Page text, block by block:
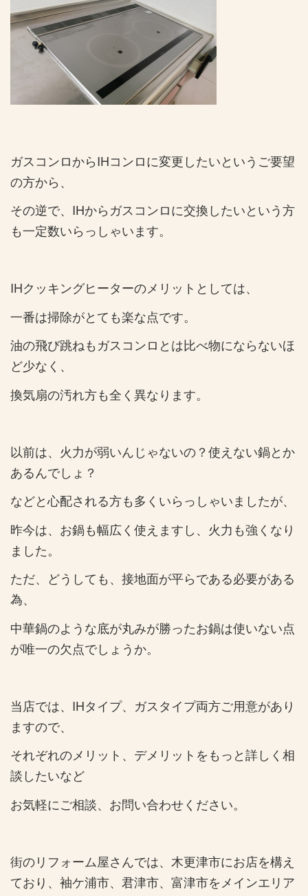
ガスコンロからIHコンロに変更したいというご要望
の方から、
その逆で、IHからガスコンロに交換したいという方
も一定数いらっしゃいます。
IHクッキングヒーターのメリットとしては、
一番は掃除がとても楽な点です。
油の飛び跳ねもガスコンロとは比べ物にならないほ
ど少なく、
換気扇の汚れ方も全く異なります。
以前は、火力が弱いんじゃないの？使えない鍋とか
あるんでしょ？
などと心配される方も多くいらっしゃいましたが、
昨今は、お鍋も幅広く使えますし、火力も強くなり
ました。
ただ、どうしても、接地面が平らである必要がある
為、
中華鍋のような底が丸みが勝ったお鍋は使いない点
が唯一の欠点でしょうか。
当店では、IHタイプ、ガスタイプ両方ご用意があり
ますので、
それぞれのメリット、デメリットをもっと詳しく相
談したいなど
お気軽にご相談、お問い合わせください。
街のリフォーム屋さんでは、木更津市にお店を構え
ており、袖ケ浦市、君津市、富津市をメインエリア